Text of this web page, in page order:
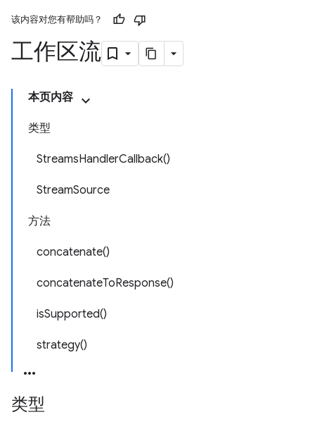
该内容对您有帮助吗？
工作区流
本页内容
类型
StreamsHandlerCallback()
StreamSource
方法
concatenate()
concatenateToResponse()
isSupported()
strategy()
类型